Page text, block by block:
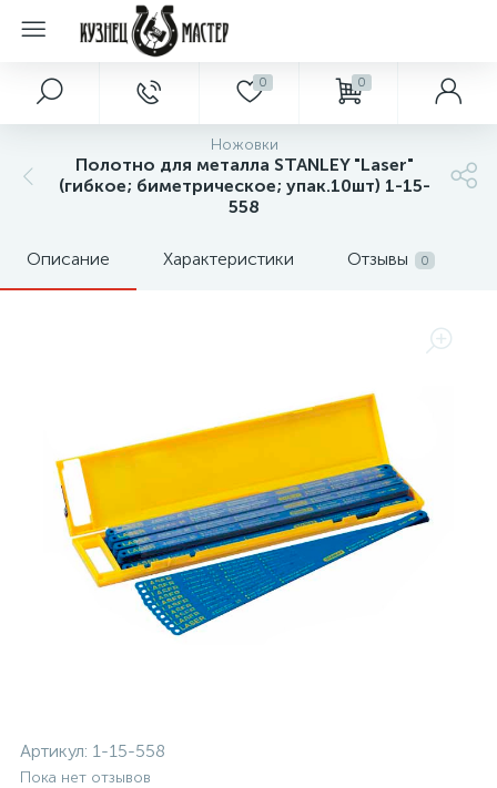
0 0
Ножовки
Полотно для металла STANLEY "Laser"
(гибкое; биметрическое; упак.10шт) 1-15-
558
Описание Характеристики Отзывы 0
Артикул: 1-15-558
Пока нет отзывов